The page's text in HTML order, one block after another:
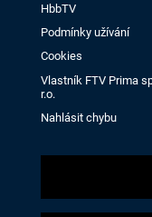
HbbTV
Podmínky užívání
Cookies
Vlastník FTV Prima
r.o.
Nahlásit chybu